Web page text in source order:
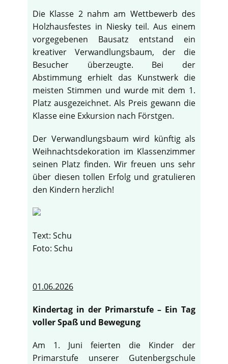
Die Klasse 2 nahm am Wettbewerb des
Holzhausfestes in Niesky teil. Aus einem
vorgegebenen Bausatz entstand ein
kreativer Verwandlungsbaum, der die
Besucher überzeugte. Bei der
Abstimmung erhielt das Kunstwerk die
meisten Stimmen und wurde mit dem 1.
Platz ausgezeichnet. Als Preis gewann die
Klasse eine Exkursion nach Förstgen.
Der Verwandlungsbaum wird künftig als
Weihnachtsdekoration im Klassenzimmer
seinen Platz finden. Wir freuen uns sehr
über diesen tollen Erfolg und gratulieren
den Kindern herzlich!
Text: Schu
Foto: Schu
01.06.2026
Kindertag in der Primarstufe – Ein Tag
voller Spaß und Bewegung
Am 1. Juni feierten die Kinder der
Primarstufe unserer Gutenbergschule